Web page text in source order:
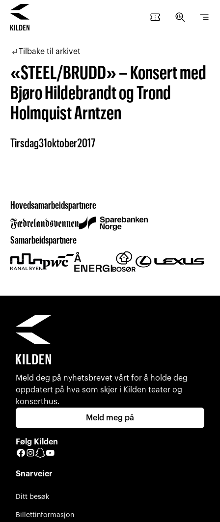
confirmation_number search_insights segment
subdirectory_arrow_leftTilbake til arkivet
«STEEL/BRUDD» – Konsert med
Bjøro Hildebrandt og Trond
Holmquist Arntzen
Tirsdag31oktober2017
Hovedsamarbeidspartnere
Samarbeidspartnere
Meld deg på nyhetsbrevet vårt for å holde deg
oppdatert på hva som skjer i Kilden teater og
konserthus.
Meld meg på
Følg Kilden
Facebook
Instagram
Snapchat
Snarveier
Ditt besøk
Billettinformasjon